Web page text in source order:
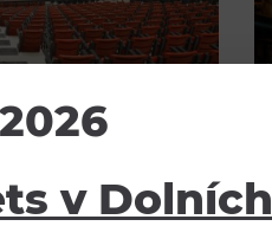
v Dolních